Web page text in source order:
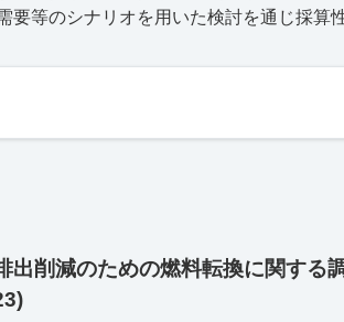
要等のシナリオを用いた検討を通じ採算
出削減のための燃料転換に関する